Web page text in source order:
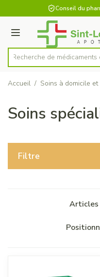
Aller au contenu
1 de 1Conseil du
Menu
Rechercher
Recherche de
Accueil / Soins à domicile
Soins
Filtre
Articles
Trier par: